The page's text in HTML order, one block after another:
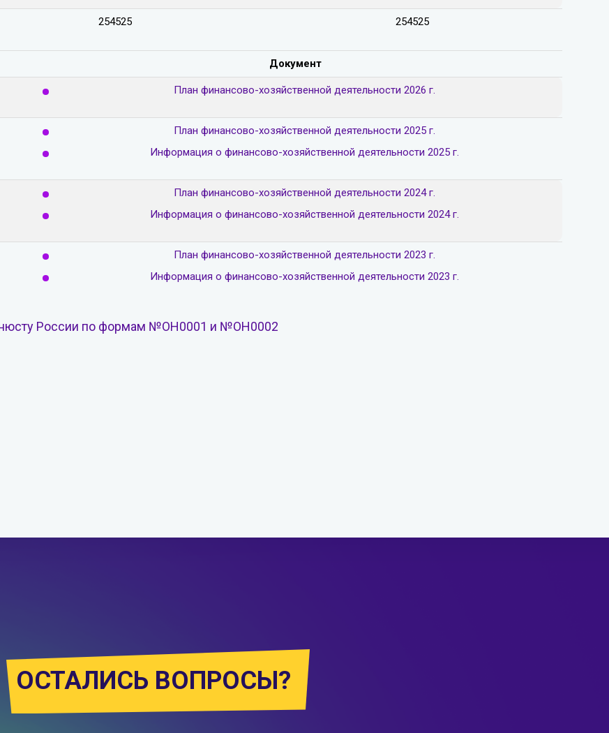
254525 254525
Документ
План финансово-хозяйственной деятельности 2026 г.
План финансово-хозяйственной деятельности 2025 г.
Информация о финансово-хозяйственной деятельности 2025 г.
План финансово-хозяйственной деятельности 2024 г.
Информация о финансово-хозяйственной деятельности 2024 г.
План финансово-хозяйственной деятельности 2023 г.
Информация о финансово-хозяйственной деятельности 2023 г.
России по формам №ОН0001 и №ОН0002
ОСТАЛИСЬ ВОПРОСЫ?